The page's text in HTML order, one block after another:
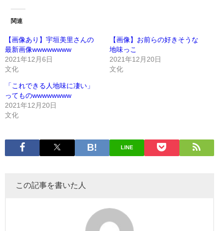
関連
【画像あり】宇垣美里さんの
最新画像wwwwwwww
2021年12月6日
文化
【画像】お前らの好きそうな
地味っこ
2021年12月20日
文化
「これできる人地味に凄い」
ってものwwwwwwww
2021年12月20日
文化
LINE
この記事を書いた人